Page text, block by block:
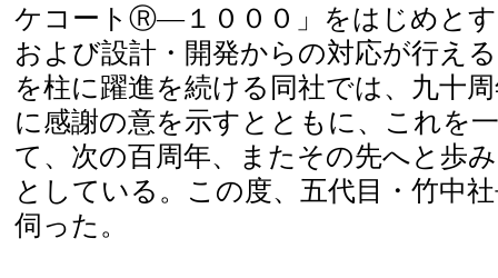
ケコートⓇ―１０００」をはじめと
および設計・開発からの対応が行え
を柱に躍進を続ける同社では、九十
に感謝の意を示すとともに、これを
て、次の百周年、またその先へと歩
としている。この度、五代目・竹中
伺った。